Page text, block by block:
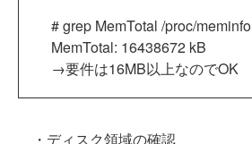
# grep MemTotal /proc/meminfo
MemTotal: 16438672 kB
→要件は16MB以上なのでOK
・ディスク領域の確認